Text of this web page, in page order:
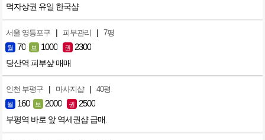
먹자상권 유일 한국샵
서울 영등포구 | 피부관리 | 7평
월 70 보 1000 권 2300
당산역 피부샾 매매
인천 부평구 | 마사지샵 | 40평
월 160 보 2000 권 2500
부평역 바로 앞 역세권샵 급매.